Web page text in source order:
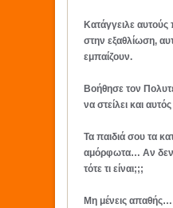
Κατάγγειλε
στην εξαθλίωση,
εμπαίζουν.
Βοήθησε τον
να στείλει και
Τα παιδιά σου τα
αμόρφωτα… Αν δεν
τότε τι είναι;;;
Μη μένεις απαθής…